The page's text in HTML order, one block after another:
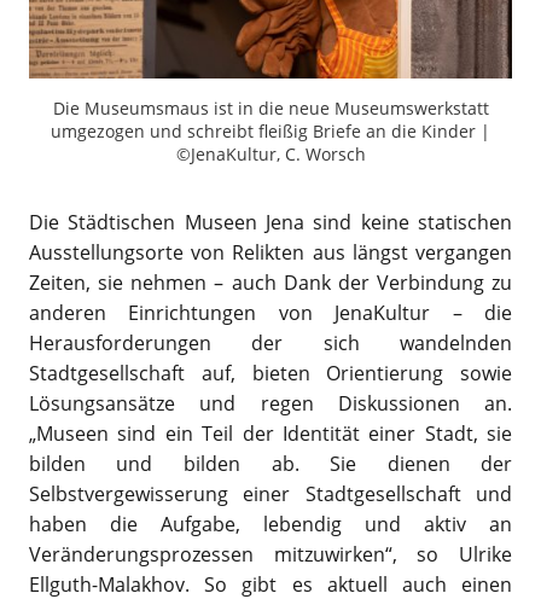
Die Museumsmaus ist in die neue Museumswerkstatt
umgezogen und schreibt fleißig Briefe an die Kinder |
©JenaKultur, C. Worsch
Die Städtischen Museen Jena sind keine statischen
Ausstellungsorte von Relikten aus längst vergangen
Zeiten, sie nehmen – auch Dank der Verbindung zu
anderen Einrichtungen von JenaKultur – die
Herausforderungen der sich wandelnden
Stadtgesellschaft auf, bieten Orientierung sowie
Lösungsansätze und regen Diskussionen an.
„Museen sind ein Teil der Identität einer Stadt, sie
bilden und bilden ab. Sie dienen der
Selbstvergewisserung einer Stadtgesellschaft und
haben die Aufgabe, lebendig und aktiv an
Veränderungsprozessen mitzuwirken“, so Ulrike
Ellguth-Malakhov. So gibt es aktuell auch einen